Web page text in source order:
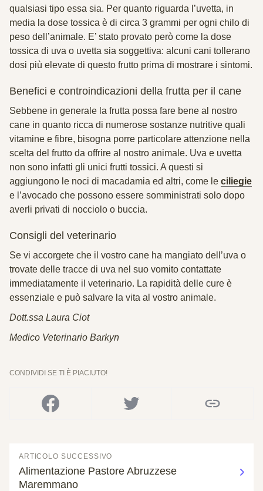
qualsiasi tipo essa sia. Per quanto riguarda l’uvetta, in
media la dose tossica è di circa 3 grammi per ogni chilo di
peso dell’animale. E’ stato provato però come la dose
tossica di uva o uvetta sia soggettiva: alcuni cani tollerano
dosi più elevate di questo frutto prima di mostrare i sintomi.
Benefici e controindicazioni della frutta per il cane
Sebbene in generale la frutta possa fare bene al nostro
cane in quanto ricca di numerose sostanze nutritive quali
vitamine e fibre, bisogna porre particolare attenzione nella
scelta del frutto da offrire al nostro animale. Uva e uvetta
non sono infatti gli unici frutti tossici. A questi si
aggiungono le noci di macadamia ed altri, come le ciliegie
e l’avocado che possono essere somministrati solo dopo
averli privati di nocciolo o buccia.
Consigli del veterinario
Se vi accorgete che il vostro cane ha mangiato dell’uva o
trovate delle tracce di uva nel suo vomito contattate
immediatamente il veterinario. La rapidità delle cure è
essenziale e può salvare la vita al vostro animale.
Dott.ssa Laura Ciot
Medico Veterinario Barkyn
CONDIVIDI SE TI È PIACIUTO!
ARTICOLO SUCCESSIVO
Alimentazione Pastore Abruzzese
Maremmano